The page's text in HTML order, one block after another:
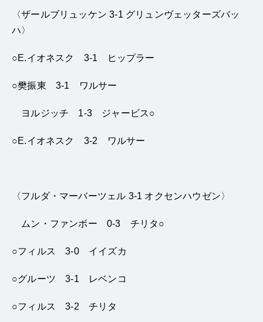
〈ザールブリュッケン 3-1 グリュンヴェッターズバッ
ハ〉
○E.イオネスク 3-1 ヒップラー
○樊振東 3-1 ワルサー
ヨルジッチ 1-3 ジャービス○
○E.イオネスク 3-2 ワルサー
〈フルダ・マーバーツェル 3-1 オクセンハウゼン〉
ムン・ファンボー 0-3 チリタ○
○フィルス 3-0 イイズカ
○グルーツ 3-1 レベンコ
○フィルス 3-2 チリタ